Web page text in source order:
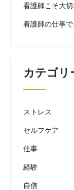
看護師こそ大
看護師の仕事
カテゴリ
ストレス
セルフケア
仕事
経験
自信